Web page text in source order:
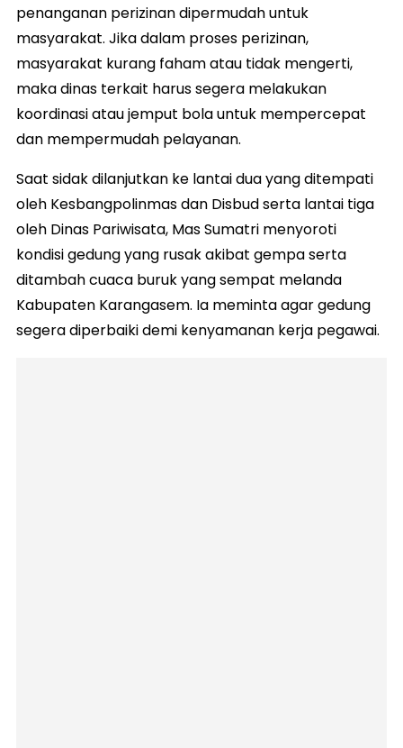
penanganan perizinan dipermudah untuk
masyarakat. Jika dalam proses perizinan,
masyarakat kurang faham atau tidak mengerti,
maka dinas terkait harus segera melakukan
koordinasi atau jemput bola untuk mempercepat
dan mempermudah pelayanan.
Saat sidak dilanjutkan ke lantai dua yang ditempati
oleh Kesbangpolinmas dan Disbud serta lantai tiga
oleh Dinas Pariwisata, Mas Sumatri menyoroti
kondisi gedung yang rusak akibat gempa serta
ditambah cuaca buruk yang sempat melanda
Kabupaten Karangasem. Ia meminta agar gedung
segera diperbaiki demi kenyamanan kerja pegawai.